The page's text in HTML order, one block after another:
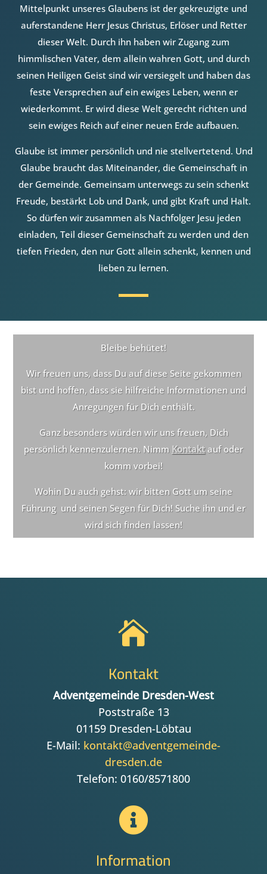
Mittelpunkt unseres Glaubens ist der gekreuzigte und
auferstandene Herr Jesus Christus, Erlöser und Retter
dieser Welt. Durch ihn haben wir Zugang zum
himmlischen Vater, dem allein wahren Gott, und durch
seinen Heiligen Geist sind wir versiegelt und haben das
feste Versprechen auf ein ewiges Leben, wenn er
wiederkommt. Er wird diese Welt gerecht richten und
sein ewiges Reich auf einer neuen Erde aufbauen.
Glaube ist immer persönlich und nie stellvertetend. Und
Glaube braucht das Miteinander, die Gemeinschaft in
der Gemeinde. Gemeinsam unterwegs zu sein schenkt
Freude, bestärkt Lob und Dank, und gibt Kraft und Halt.
So dürfen wir zusammen als Nachfolger Jesu jeden
einladen, Teil dieser Gemeinschaft zu werden und den
tiefen Frieden, den nur Gott allein schenkt, kennen und
lieben zu lernen.
Bleibe behütet!
Wir freuen uns, dass Du auf diese Seite gekommen
bist und hoffen, dass sie hilfreiche Informationen und
Anregungen für Dich enthält.
Ganz besonders würden wir uns freuen, Dich
persönlich kennenzulernen. Nimm Kontaktauf oder
komm vorbei!
Wohin Du auch gehst: wir bitten Gott um seine
Führung und seinen Segen für Dich! Suche ihn und er
wird sich finden lassen!

Kontakt
Adventgemeinde Dresden-West
Poststraße 13
01159 Dresden-Löbtau
E-Mail: kontakt@adventgemeinde-
dresden.de
Telefon: 0160/8571800

Information